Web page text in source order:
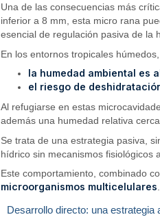
Una de las consecuencias más
inferior a 8 mm, esta micro rana
esencial de regulación pasiva de la
En los entornos tropicales
la humedad ambiental es
el riesgo de
Al refugiarse en estas
además una humedad relativa
Se trata de una estrategia pasiva,
hídrico sin mecanismos fisiológicos
Este comportamiento, combinado
microorganismos multicelulares.
Desarrollo directo: una estrategia